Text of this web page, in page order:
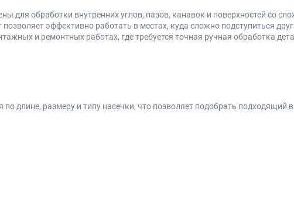
для обработки внутренних углов, пазов, канавок и поверхностей со
эффективно работать в местах, куда сложно подступиться
и ремонтных работах, где требуется точная ручная обработка
длине, размеру и типу насечки, что позволяет подобрать подходящий